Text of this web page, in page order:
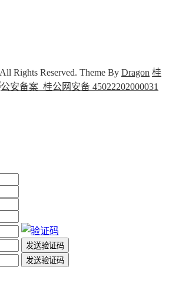
Rights Reserved. Theme By Dragon 桂
桂公网安备 45022202000031